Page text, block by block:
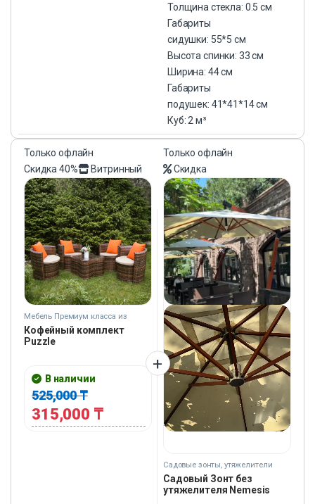
Толщина стекла: 0.5 см
Габариты
сидушки: 55*5 см
Высота спинки: 33 см
Ширина: 44 см
Габариты
подушек: 41*41*14 см
Куб: 2 м³
Только офлайн
Скидка40% Витринный
Мебель Премиум класса из
Ротанга
Кофейный комплект
Puzzle
В наличии
525,000₸
315,000 ₸
Только офлайн
Скидка
Садовые зонты, утяжелители
Садовый Зонт без
утяжелителя Nemesis